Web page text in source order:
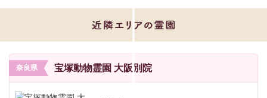
奈良県 宝塚動物霊園 大阪別院